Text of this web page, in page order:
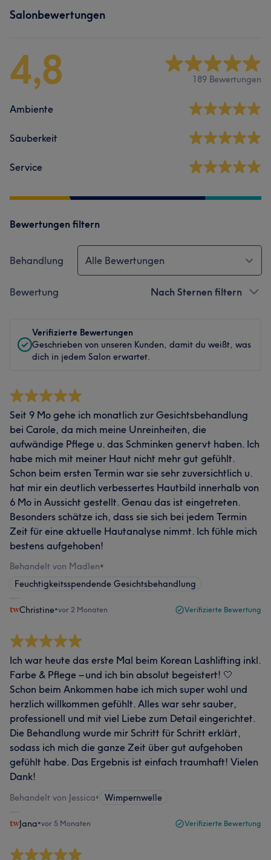
Salonbewertungen
4,8 189 Bewertungen
Ambiente
Sauberkeit
Service
Bewertungen filtern
Behandlung Alle Bewertungen
Bewertung Nach Sternen filtern
Verifizierte Bewertungen
Geschrieben von unseren Kunden, damit du weißt, was
dich in jedem Salon erwartet.
Seit 9 Mo gehe ich monatlich zur Gesichtsbehandlung
bei Carole, da mich meine Unreinheiten, die
aufwändige Pflege u. das Schminken genervt haben. Ich
habe mich mit meiner Haut nicht mehr gut gefühlt.
Schon beim ersten Termin war sie sehr zuversichtlich u.
hat mir ein deutlich verbessertes Hautbild innerhalb von
6 Mo in Aussicht gestellt. Genau das ist eingetreten.
Besonders schätze ich, dass sie sich bei jedem Termin
Zeit für eine aktuelle Hautanalyse nimmt. Ich fühle mich
bestens aufgehoben!
Behandelt von Madlen•
Feuchtigkeitsspendende Gesichtsbehandlung
Christine•vor 2 Monaten Verifizierte Bewertung
Ich war heute das erste Mal beim Korean Lashlifting inkl.
Farbe & Pflege – und ich bin absolut begeistert! 🤍
Schon beim Ankommen habe ich mich super wohl und
herzlich willkommen gefühlt. Alles war sehr sauber,
professionell und mit viel Liebe zum Detail eingerichtet.
Die Behandlung wurde mir Schritt für Schritt erklärt,
sodass ich mich die ganze Zeit über gut aufgehoben
gefühlt habe. Das Ergebnis ist einfach traumhaft! Vielen
Dank!
Behandelt von Jessica• Wimpernwelle
Jana•vor 5 Monaten Verifizierte Bewertung